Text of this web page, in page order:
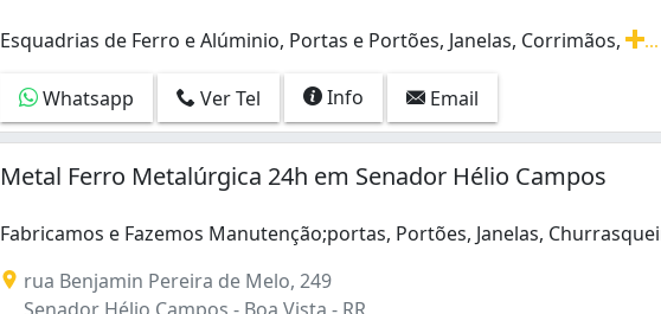
Esquadrias de Ferro e Alúminio, Portas e Portões, Janelas, Corrimãos,
Esquadrias de Ferro e Alúminio, Portas e Portões, Janelas, Corrimãos,
Whatsapp
Ver Tel Info Email
Metal Ferro Metalúrgica 24h em Senador Hélio Campos
Fabricamos e Fazemos Manutenção;portas, Portões, Janelas,
rua Benjamin Pereira de Melo, 249